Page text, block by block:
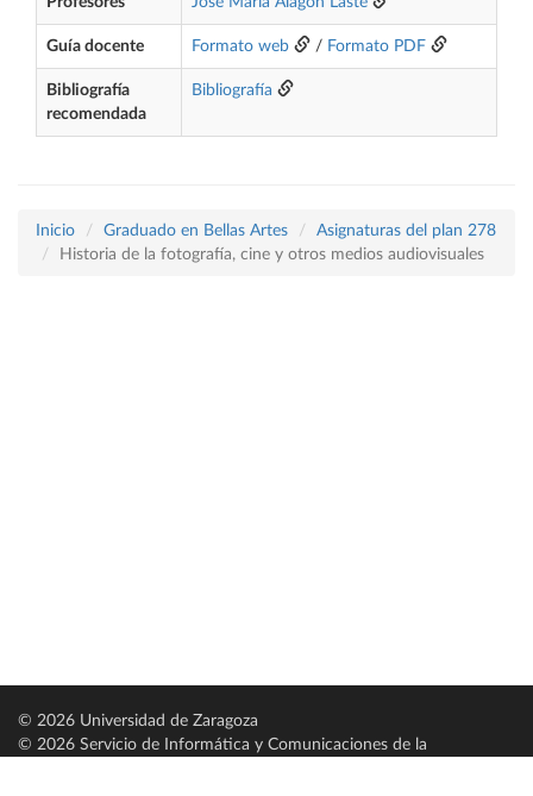
Guía docente Formato web / Formato PDF
Bibliografía
recomendada
Bibliografía
Inicio Graduado en Bellas Artes
Asignaturas del plan 278
Historia de la fotografía, cine y otros medios audiovisuales
© 2026 Universidad de Zaragoza
© 2026 Servicio de Informática y Comunicaciones de la